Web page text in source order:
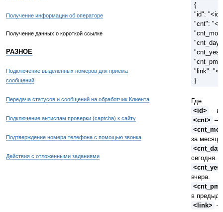
Получение информации об операторе
Получение данных о короткой ссылке
РАЗНОЕ
Подключение выделенных номеров для приема
сообщений
Передача статусов и сообщений на обработчик Клиента
Подключение антиспам проверки (captcha) к сайту
Подтверждение номера телефона с помощью звонка
Действия с отложенными заданиями
{
"id":
"cnt":
"link":
}
Где:
<id> –
<cnt> –
за месяц.
сегодня.
вчера.
в
<link> –